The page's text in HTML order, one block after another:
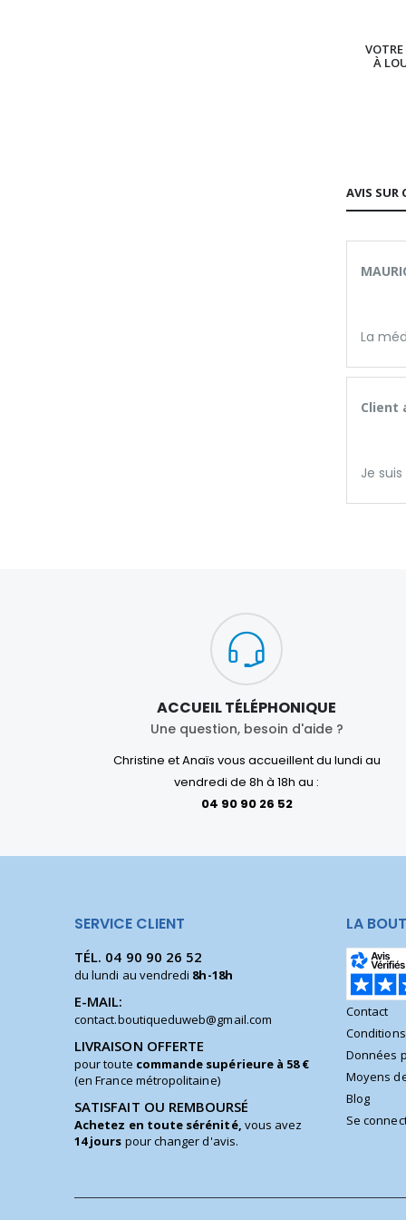
VOTRE
À
AVIS SUR
La
Client
Je
ACCUEIL TÉLÉPHONIQUE
Une question, besoin d'aide ?
Christine et Anaïs vous accueillent du lundi au
vendredi de 8h à 18h au :
04 90 90 26 52
SERVICE CLIENT
TÉL. 04 90 90 26 52
du lundi au vendredi 8h-18h
E-MAIL:
contact.boutiqueduweb@gmail.com
LIVRAISON OFFERTE
pour toute commande supérieure à 58 €
(en France métropolitaine)
SATISFAIT OU REMBOURSÉ
Achetez en toute sérénité, vous avez
14 jours pour changer d'avis.
LA
Contact
Données
Moyens
Blog
Se